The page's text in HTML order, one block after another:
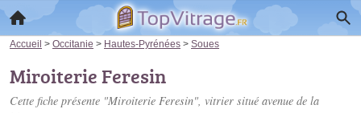
Accueil > Occitanie > Hautes-Pyrénées > Soues
Miroiterie Feresin
Cette fiche présente "Miroiterie Feresin", vitrier situé avenue de la